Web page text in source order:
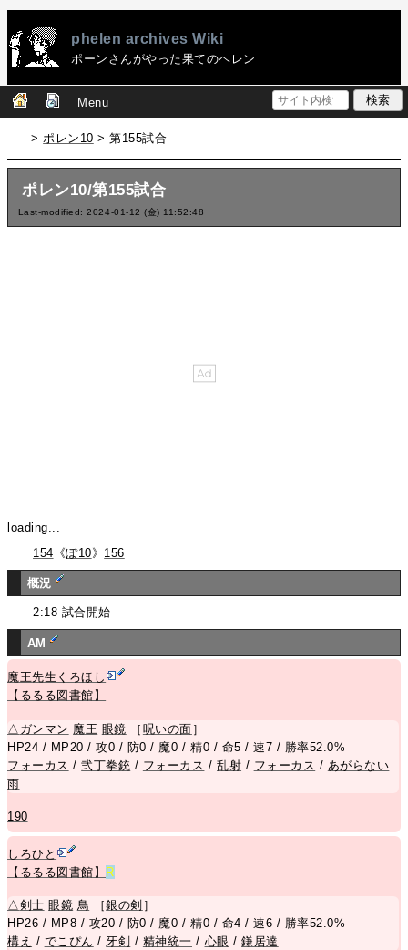
phelen archives Wiki
ポーンさんがやった果てのヘレン
Menu
>ポレン10 > 第155試合
ポレン10/第155試合
Last-modified: 2024-01-12 (金) 11:52:48
loading...
154 《ぽ10》 156
概況
2:18 試合開始
AM
魔王先生くろほし
【るるる図書館】
△ ガンマン 魔王 眼鏡 ［ 呪いの面 ］
HP24 / MP20 / 攻0 / 防0 / 魔0 / 精0 / 命5 / 速7 / 勝率52.0%
フォーカス /弐丁拳銃 / フォーカス / 乱射 / フォーカス / あがらない
雨
190
しろひと
【るるる図書館】
R
△剣士 眼鏡 鳥 ［銀の剣 ］
HP26 / MP8 / 攻20 / 防0 / 魔0 / 精0 / 命4 / 速6 / 勝率52.0%
構え / でこぴん / 牙剣 / 精神統一 / 心眼 /鎌居達